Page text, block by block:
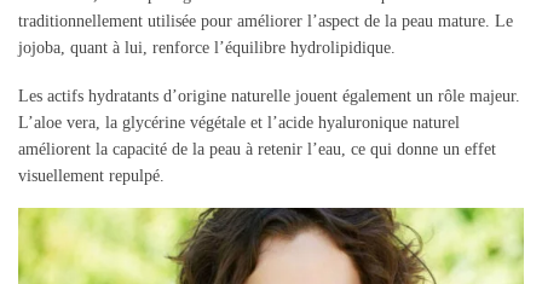
traditionnellement utilisée pour améliorer l’aspect de la peau mature. Le
jojoba, quant à lui, renforce l’équilibre hydrolipidique.
Les actifs hydratants d’origine naturelle jouent également un rôle majeur.
L’aloe vera, la glycérine végétale et l’acide hyaluronique naturel
améliorent la capacité de la peau à retenir l’eau, ce qui donne un effet
visuellement repulpé.